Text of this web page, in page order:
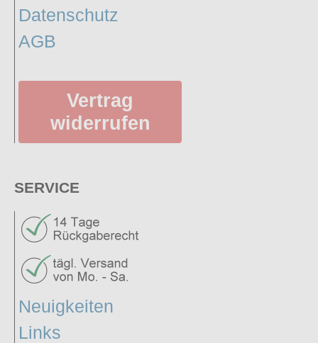
Datenschutz
AGB
Vertrag
widerrufen
SERVICE
Neuigkeiten
Links